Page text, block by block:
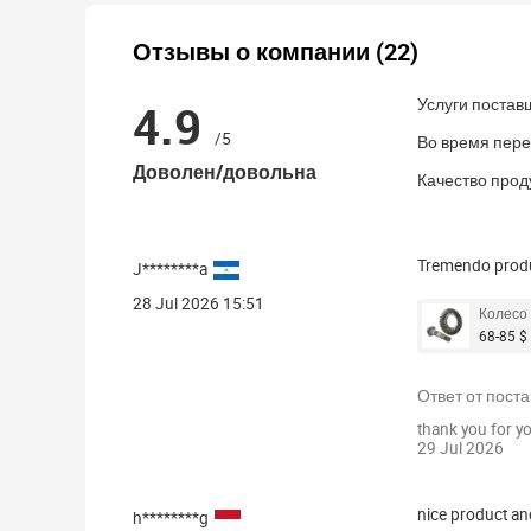
1 категорий доступно
Отзывы о компании (22)
4.9 /5
Доволен/довольна
Услуги
Во время
Качество
J********a
28 Jul 2026 15:51
Tremendo
68-85
Ответ от
thank you for
29 Jul 2026
h********g nice product